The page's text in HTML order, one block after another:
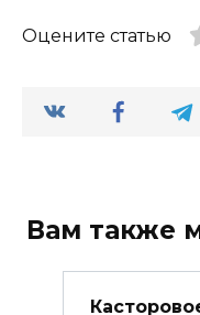
Оцените статью
Вам также